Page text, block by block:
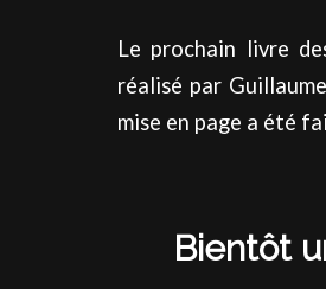
Le prochain livre
réalisé par
mise en page a été
Bientôt